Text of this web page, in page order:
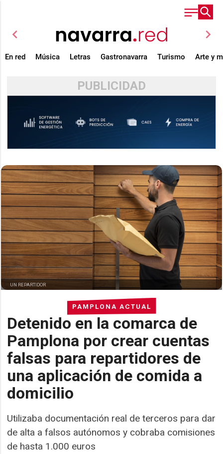
chevron_left chevron_right
En red Música Letras Gastronavarra Turismo Arte y
PUBLICIDAD
PAMPLONA ACTUAL
Detenido en la comarca de
Pamplona por crear cuentas
falsas para repartidores de
una aplicación de comida a
domicilio
Utilizaba documentación real de terceros para dar
de alta a falsos autónomos y cobraba comisiones
de hasta 1.000 euros
UN REPARTIDOR